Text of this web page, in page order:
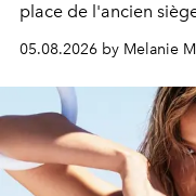
place de l'ancien
de vivre Romain
05.08.2026 by Melanie